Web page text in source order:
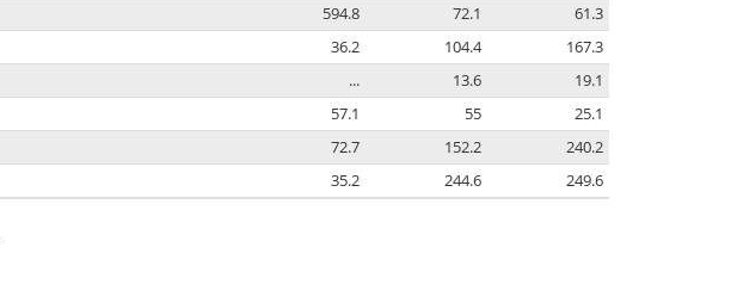
594.8 72.1
61.3
36.2 104.4
167.3
... 13.6
19.1
57.1 55
25.1
72.7 152.2
240.2
35.2 244.6 249.6